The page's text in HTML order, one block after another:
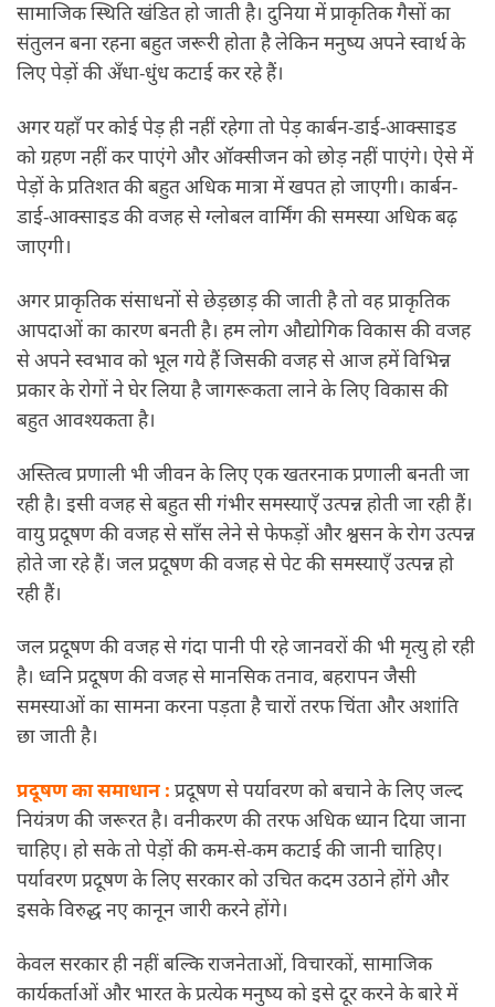
सामाजिक स्थिति खंडित हो जाती है। दुनिया में प्राकृतिक गैसों का
संतुलन बना रहना बहुत जरूरी होता है लेकिन मनुष्य अपने स्वार्थ के
लिए पेड़ों की अँधा-धुंध कटाई कर रहे हैं।
अगर यहाँ पर कोई पेड़ ही नहीं रहेगा तो पेड़ कार्बन-डाई-आक्साइड
को ग्रहण नहीं कर पाएंगे और ऑक्सीजन को छोड़ नहीं पाएंगे। ऐसे में
पेड़ों के प्रतिशत की बहुत अधिक मात्रा में खपत हो जाएगी। कार्बन-
डाई-आक्साइड की वजह से ग्लोबल वार्मिंग की समस्या अधिक बढ़
जाएगी।
अगर प्राकृतिक संसाधनों से छेड़छाड़ की जाती है तो वह प्राकृतिक
आपदाओं का कारण बनती है। हम लोग औद्योगिक विकास की वजह
से अपने स्वभाव को भूल गये हैं जिसकी वजह से आज हमें विभिन्न
प्रकार के रोगों ने घेर लिया है जागरूकता लाने के लिए विकास की
बहुत आवश्यकता है।
अस्तित्व प्रणाली भी जीवन के लिए एक खतरनाक प्रणाली बनती जा
रही है। इसी वजह से बहुत सी गंभीर समस्याएँ उत्पन्न होती जा रही हैं।
वायु प्रदूषण की वजह से साँस लेने से फेफड़ों और श्वसन के रोग उत्पन्न
होते जा रहे हैं। जल प्रदूषण की वजह से पेट की समस्याएँ उत्पन्न हो
रही हैं।
जल प्रदूषण की वजह से गंदा पानी पी रहे जानवरों की भी मृत्यु हो रही
है। ध्वनि प्रदूषण की वजह से मानसिक तनाव, बहरापन जैसी
समस्याओं का सामना करना पड़ता है चारों तरफ चिंता और अशांति
छा जाती है।
प्रदूषण का समाधान : प्रदूषण से पर्यावरण को बचाने के लिए जल्द
नियंत्रण की जरूरत है। वनीकरण की तरफ अधिक ध्यान दिया जाना
चाहिए। हो सके तो पेड़ों की कम-से-कम कटाई की जानी चाहिए।
पर्यावरण प्रदूषण के लिए सरकार को उचित कदम उठाने होंगे और
इसके विरुद्ध नए कानून जारी करने होंगे।
केवल सरकार ही नहीं बल्कि राजनेताओं, विचारकों, सामाजिक
कार्यकर्ताओं और भारत के प्रत्येक मनुष्य को इसे दूर करने के बारे में